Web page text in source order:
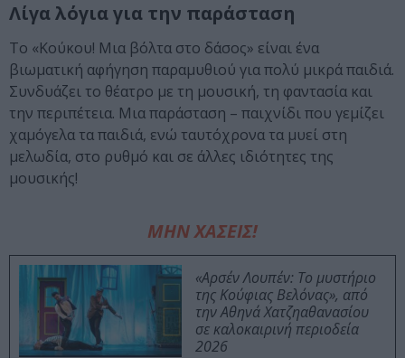
Λίγα λόγια για την παράσταση
Το «Κούκου! Μια βόλτα στο δάσος» είναι ένα
βιωματική αφήγηση παραμυθιού για πολύ μικρά παιδιά.
Συνδυάζει το θέατρο με τη μουσική, τη φαντασία και
την περιπέτεια. Μια παράσταση – παιχνίδι που γεμίζει
χαμόγελα τα παιδιά, ενώ ταυτόχρονα τα μυεί στη
μελωδία, στο ρυθμό και σε άλλες ιδιότητες της
μουσικής!
ΜΗΝ ΧΑΣΕΙΣ!
«Αρσέν Λουπέν: Το μυστήριο
της Κούφιας Βελόνας», από
την Αθηνά Χατζηαθανασίου
σε καλοκαιρινή περιοδεία
2026